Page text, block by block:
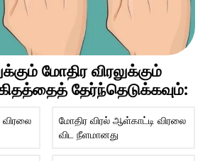
மோதிர விரலுக்கும்
தேர்ந்தெடுக்கவும்:
விரலை
மோதிர விரல் ஆள்காட்டி விரலை
விட நீளமானது